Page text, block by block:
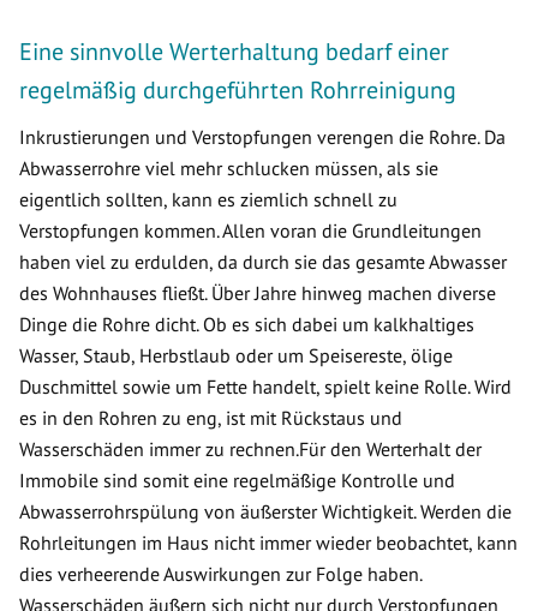
Eine sinnvolle Werterhaltung bedarf einer
regelmäßig durchgeführten Rohrreinigung
Inkrustierungen und Verstopfungen verengen die Rohre. Da
Abwasserrohre viel mehr schlucken müssen, als sie
eigentlich sollten, kann es ziemlich schnell zu
Verstopfungen kommen. Allen voran die Grundleitungen
haben viel zu erdulden, da durch sie das gesamte Abwasser
des Wohnhauses fließt. Über Jahre hinweg machen diverse
Dinge die Rohre dicht. Ob es sich dabei um kalkhaltiges
Wasser, Staub, Herbstlaub oder um Speisereste, ölige
Duschmittel sowie um Fette handelt, spielt keine Rolle. Wird
es in den Rohren zu eng, ist mit Rückstaus und
Wasserschäden immer zu rechnen.Für den Werterhalt der
Immobile sind somit eine regelmäßige Kontrolle und
Abwasserrohrspülung von äußerster Wichtigkeit. Werden die
Rohrleitungen im Haus nicht immer wieder beobachtet, kann
dies verheerende Auswirkungen zur Folge haben.
Wasserschäden äußern sich nicht nur durch Verstopfungen